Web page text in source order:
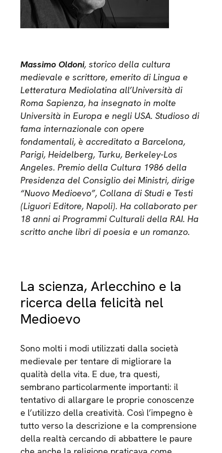
Massimo Oldoni, storico della cultura
medievale e scrittore, emerito di Lingua e
Letteratura Mediolatina all’Università di
Roma Sapienza, ha insegnato in molte
Università in Europa e negli USA. Studioso di
fama internazionale con opere
fondamentali, è accreditato a Barcelona,
Parigi, Heidelberg, Turku, Berkeley-Los
Angeles. Premio della Cultura 1986 della
Presidenza del Consiglio dei Ministri, dirige
“Nuovo Medioevo”, Collana di Studi e Testi
(Liguori Editore, Napoli). Ha collaborato per
18 anni ai Programmi Culturali della RAI. Ha
scritto anche libri di poesia e un romanzo.
La scienza, Arlecchino e la
ricerca della felicità nel
Medioevo
Sono molti i modi utilizzati dalla società
medievale per tentare di migliorare la
qualità della vita. E due, tra questi,
sembrano particolarmente importanti: il
tentativo di allargare le proprie conoscenze
e l’utilizzo della creatività. Così l’impegno è
tutto verso la descrizione e la comprensione
della realtà cercando di abbattere le paure